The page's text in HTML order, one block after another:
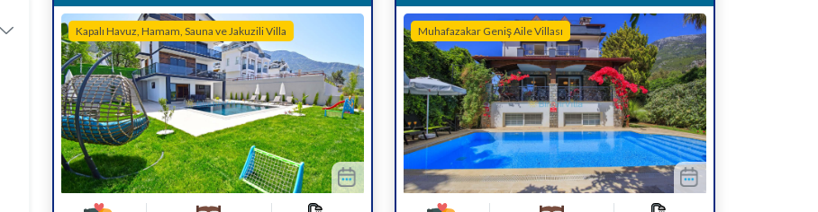
Kapalı Havuz, Hamam, Sauna ve Jakuzili Villa Muhafazakar Geniş Aile Villası